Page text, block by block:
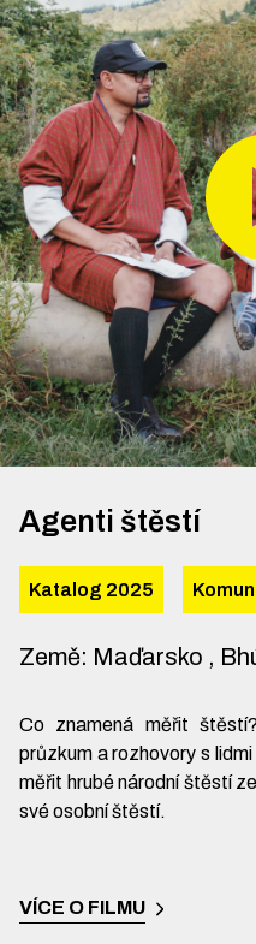
Agenti štěstí
Katalog 2025
Země: Maďarsko ,
Co znamená měřit
průzkum a rozhovory s
měřit hrubé národní štěstí
své osobní štěstí.
VÍCE O FILMU